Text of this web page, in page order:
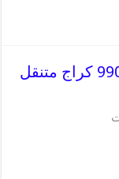
افضل خدمة بنشر الروضة 99009551 كراج متنقل